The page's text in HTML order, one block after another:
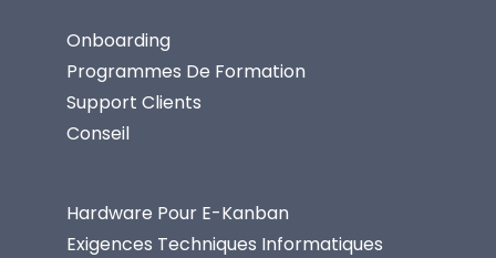
Onboarding
Programmes De Formation
Support Clients
Conseil
Hardware Pour E-Kanban
Exigences Techniques Informatiques